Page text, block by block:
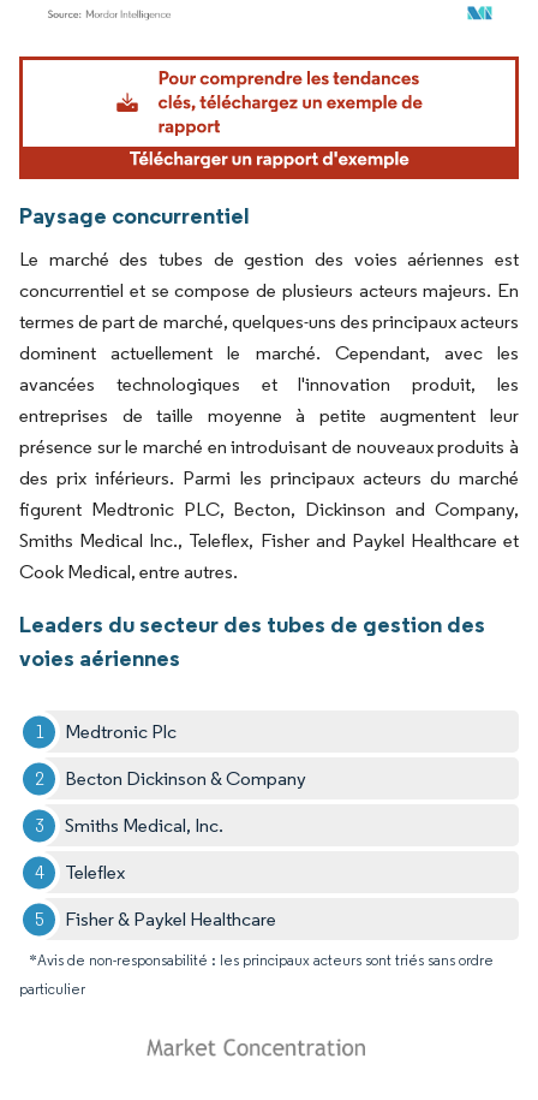
Image © Mordor Intelligence. La réutilisation nécessite une attribution sous CC BY
Paysage concurrentiel
Le marché des tubes de gestion des voies aériennes est
concurrentiel et se compose de plusieurs acteurs majeurs. En
termes de part de marché, quelques-uns des principaux acteurs
dominent actuellement le marché. Cependant, avec les
avancées technologiques et l'innovation produit, les
entreprises de taille moyenne à petite augmentent leur
présence sur le marché en introduisant de nouveaux produits à
des prix inférieurs. Parmi les principaux acteurs du marché
figurent Medtronic PLC, Becton, Dickinson and Company,
Smiths Medical Inc., Teleflex, Fisher and Paykel Healthcare et
Cook Medical, entre autres.
Leaders du secteur des tubes de gestion des
voies aériennes
Medtronic Plc
Becton Dickinson & Company
Smiths Medical, Inc.
Teleflex
Fisher & Paykel Healthcare
*Avis de non-responsabilité : les principaux acteurs sont triés sans ordre
particulier